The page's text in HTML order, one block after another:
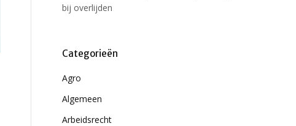
bij overlijden
Categorieën
Agro
Algemeen
Arbeidsrecht